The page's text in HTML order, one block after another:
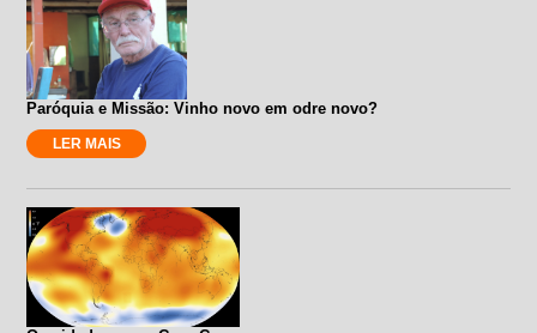
Paróquia e Missão: Vinho novo em odre novo?
LER MAIS